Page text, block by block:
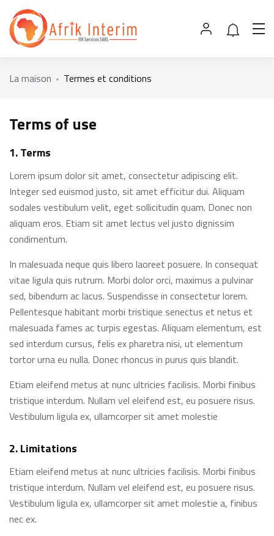
La maison Termes et conditions
Terms of use
1. Terms
Lorem ipsum dolor sit amet, consectetur adipiscing elit.
Integer sed euismod justo, sit amet efficitur dui. Aliquam
sodales vestibulum velit, eget sollicitudin quam. Donec non
aliquam eros. Etiam sit amet lectus vel justo dignissim
condimentum.
In malesuada neque quis libero laoreet posuere. In consequat
vitae ligula quis rutrum. Morbi dolor orci, maximus a pulvinar
sed, bibendum ac lacus. Suspendisse in consectetur lorem.
Pellentesque habitant morbi tristique senectus et netus et
malesuada fames ac turpis egestas. Aliquam elementum, est
sed interdum cursus, felis ex pharetra nisi, ut elementum
tortor urna eu nulla. Donec rhoncus in purus quis blandit.
Etiam eleifend metus at nunc ultricies facilisis. Morbi finibus
tristique interdum. Nullam vel eleifend est, eu posuere risus.
Vestibulum ligula ex, ullamcorper sit amet molestie
2. Limitations
Etiam eleifend metus at nunc ultricies facilisis. Morbi finibus
tristique interdum. Nullam vel eleifend est, eu posuere risus.
Vestibulum ligula ex, ullamcorper sit amet molestie a, finibus
nec ex.